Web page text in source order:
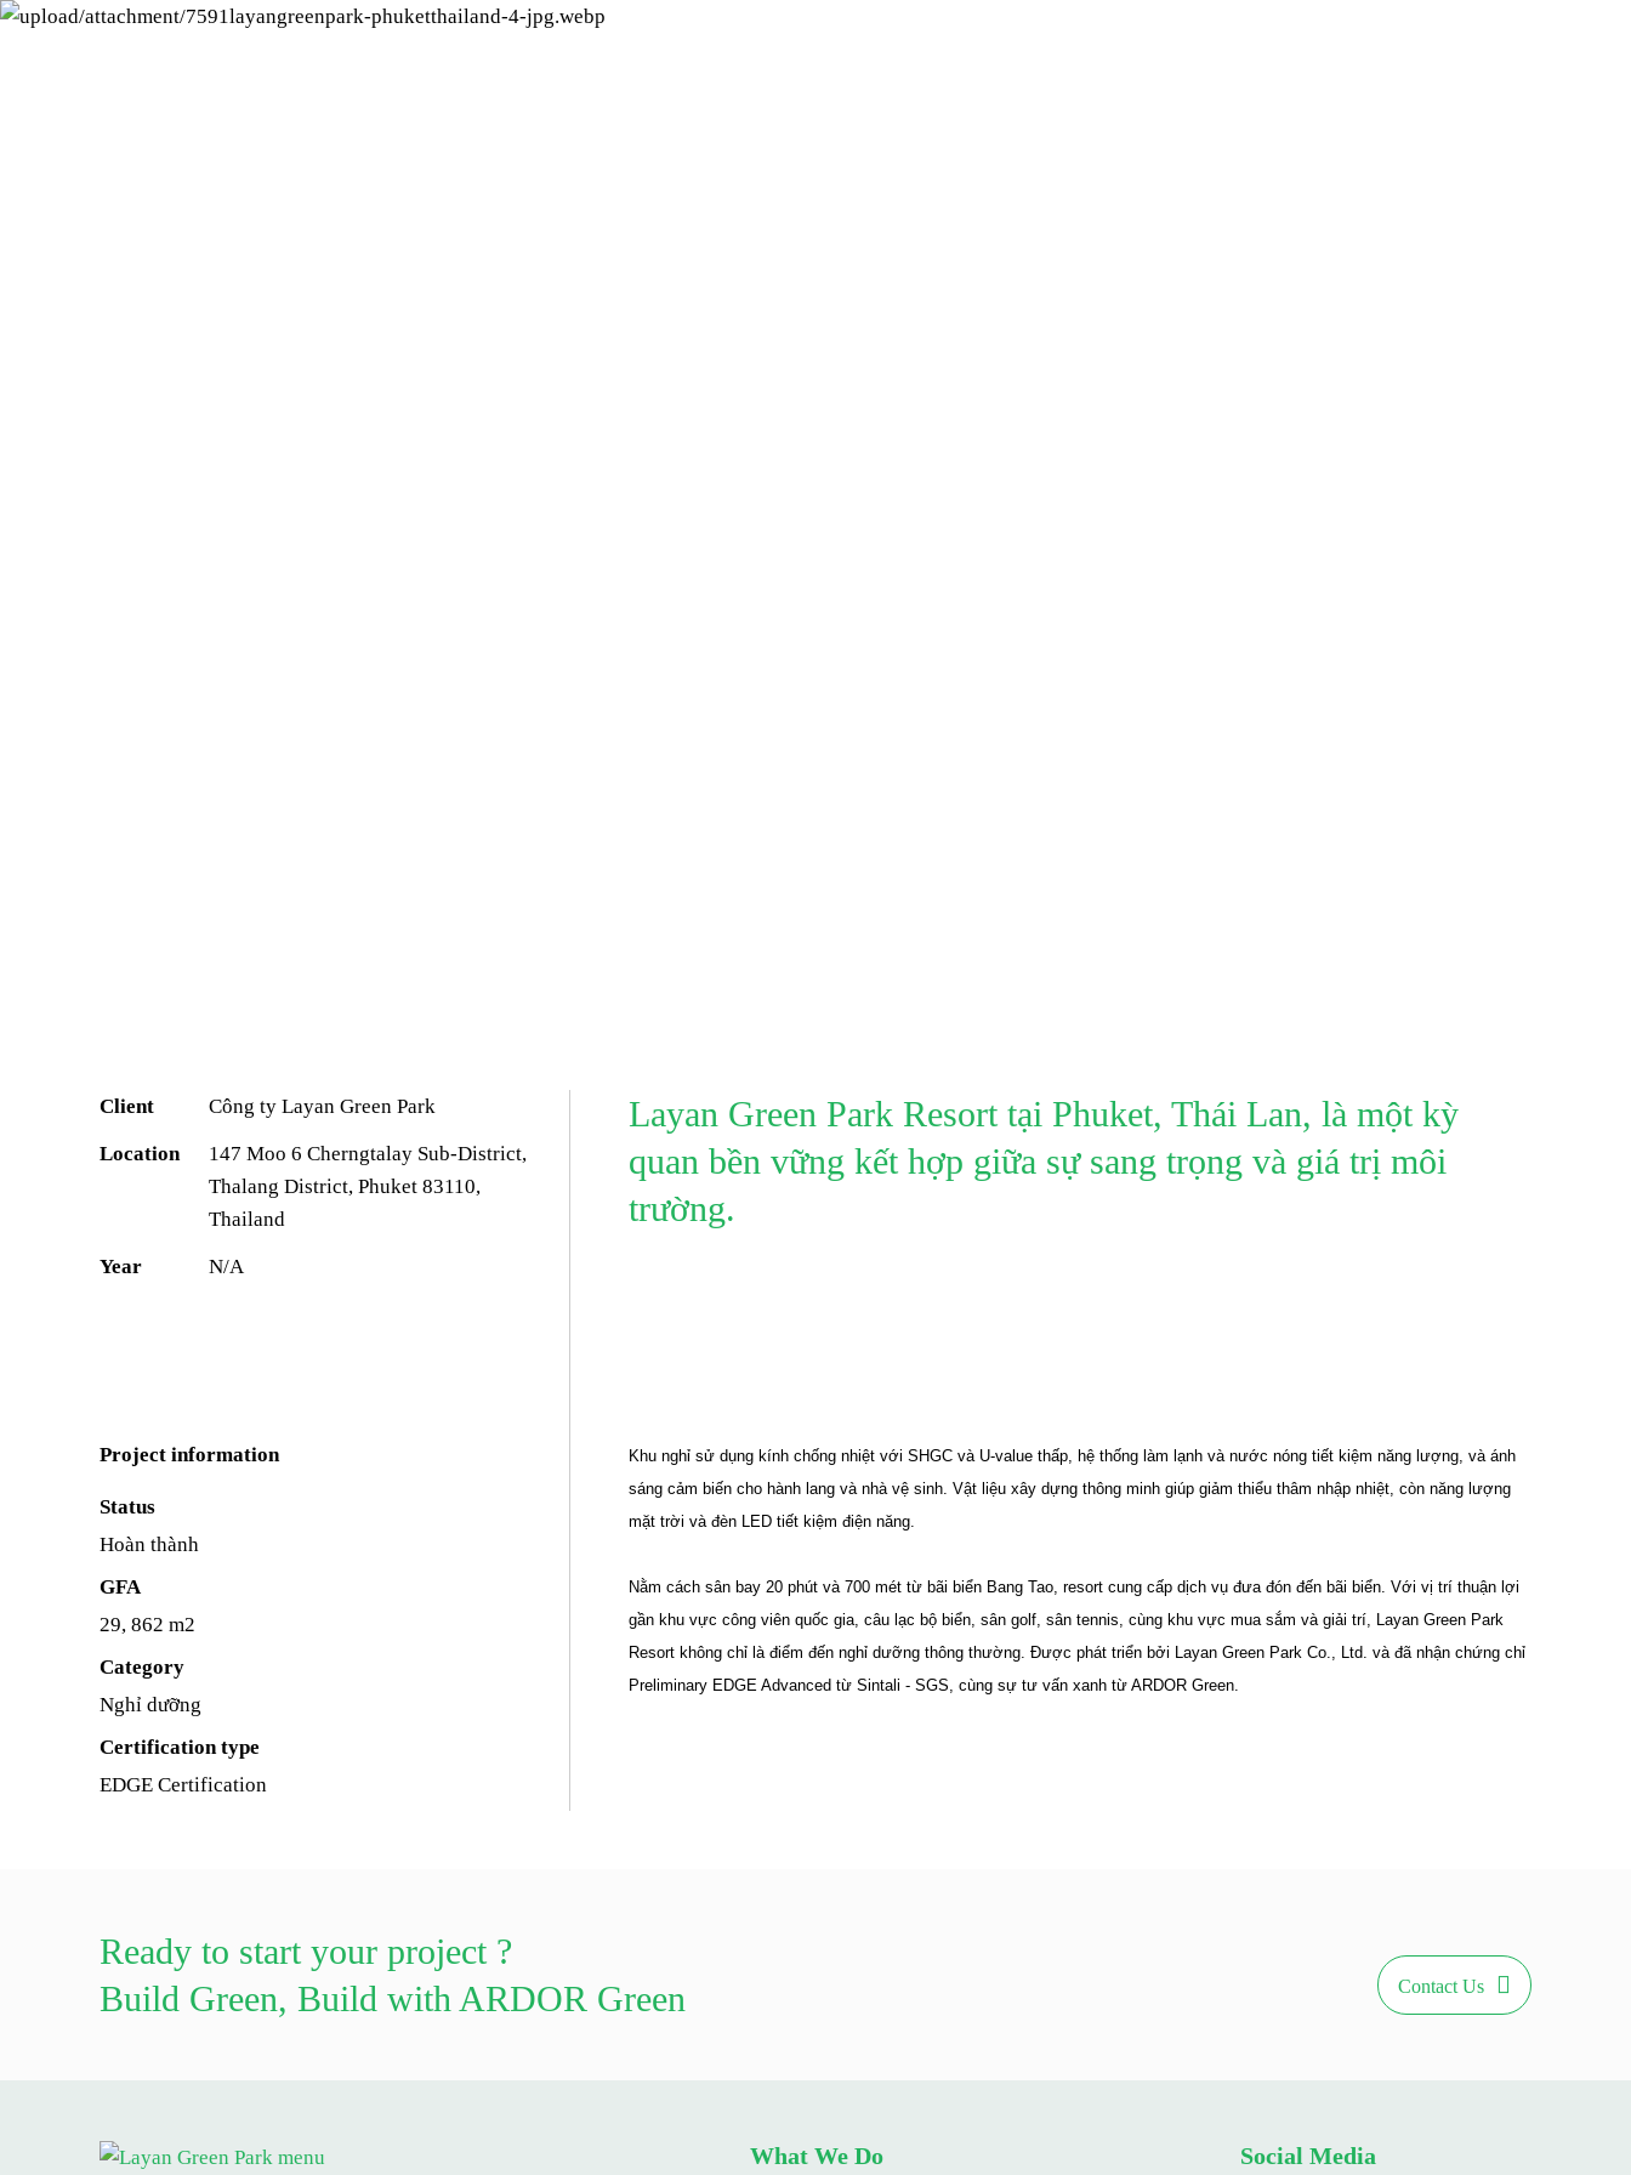
Client Công ty Layan Green Park
Location
147 Moo 6 Cherngtalay Sub-District,
Thalang District, Phuket 83110,
Thailand
Year N/A
Layan Green Park Resort tại Phuket, Thái Lan, là một kỳ
quan bền vững kết hợp giữa sự sang trọng và giá trị môi
trường.
Project information
Status
Hoàn thành
GFA
29, 862 m2
Category
Nghỉ dưỡng
Certification type
EDGE Certification
Khu nghỉ sử dụng kính chống nhiệt với SHGC và U-value thấp, hệ thống làm lạnh và nước nóng tiết kiệm năng lượng, và ánh
sáng cảm biến cho hành lang và nhà vệ sinh. Vật liệu xây dựng thông minh giúp giảm thiểu thâm nhập nhiệt, còn năng lượng
mặt trời và đèn LED tiết kiệm điện năng.
Nằm cách sân bay 20 phút và 700 mét từ bãi biển Bang Tao, resort cung cấp dịch vụ đưa đón đến bãi biển. Với vị trí thuận lợi
gần khu vực công viên quốc gia, câu lạc bộ biển, sân golf, sân tennis, cùng khu vực mua sắm và giải trí, Layan Green Park
Resort không chỉ là điểm đến nghỉ dưỡng thông thường. Được phát triển bởi Layan Green Park Co., Ltd. và đã nhận chứng chỉ
Preliminary EDGE Advanced từ Sintali - SGS, cùng sự tư vấn xanh từ ARDOR Green.
Ready to start your project ?
Build Green, Build with ARDOR Green
Contact Us
What We Do Social Media